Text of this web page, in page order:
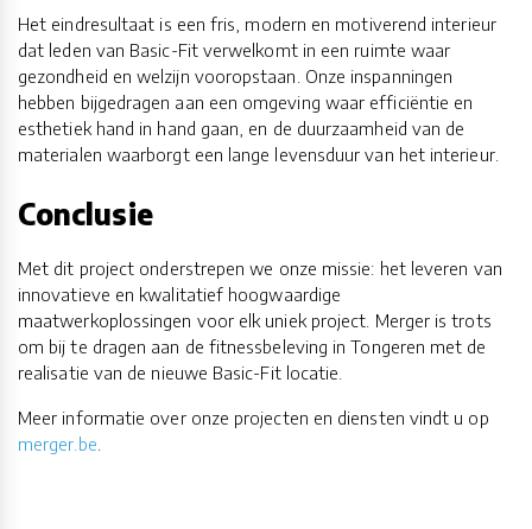
Het eindresultaat is een fris, modern en motiverend interieur
dat leden van Basic-Fit verwelkomt in een ruimte waar
gezondheid en welzijn vooropstaan. Onze inspanningen
hebben bijgedragen aan een omgeving waar efficiëntie en
esthetiek hand in hand gaan, en de duurzaamheid van de
materialen waarborgt een lange levensduur van het interieur.
Conclusie
Met dit project onderstrepen we onze missie: het leveren van
innovatieve en kwalitatief hoogwaardige
maatwerkoplossingen voor elk uniek project. Merger is trots
om bij te dragen aan de fitnessbeleving in Tongeren met de
realisatie van de nieuwe Basic-Fit locatie.
Meer informatie over onze projecten en diensten vindt u op
merger.be